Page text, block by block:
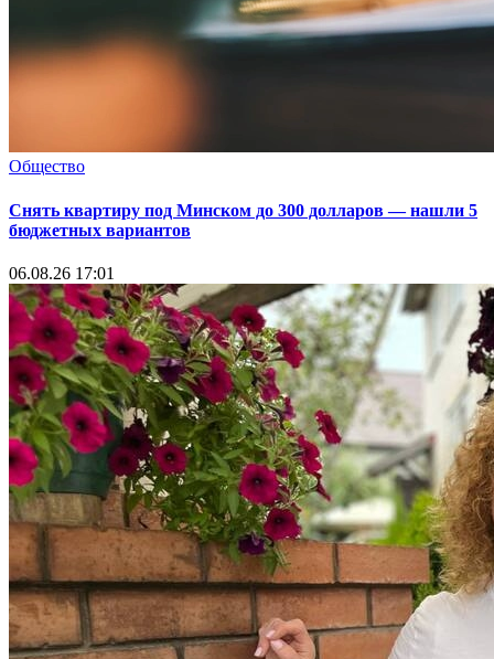
Общество
Снять квартиру под Минском до 300 долларов — нашли 5
бюджетных вариантов
06.08.26 17:01